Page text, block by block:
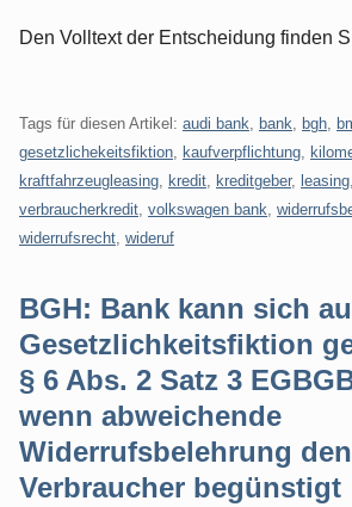
Den Volltext der Entscheidung finden
Tags für diesen Artikel: audi bank bank bgh
gesetzlichekeitsfiktion
kaufverpflichtung
kraftfahrzeugleasing
kredit kreditgeber, leasing
verbraucherkredit volkswagen bank
widerrufsrecht wideruf
BGH: Bank kann sich
Gesetzlichkeitsfiktion
§ 6 Abs. 2 Satz 3
wenn abweichende
Widerrufsbelehrung den
Verbraucher begünstigt